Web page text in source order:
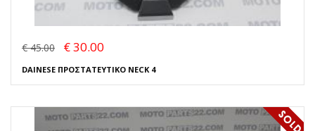
€ 45.00 € 30.00
DAINESE ΠΡΟΣΤΑΤΕΥΤΙΚΟ NECK 4